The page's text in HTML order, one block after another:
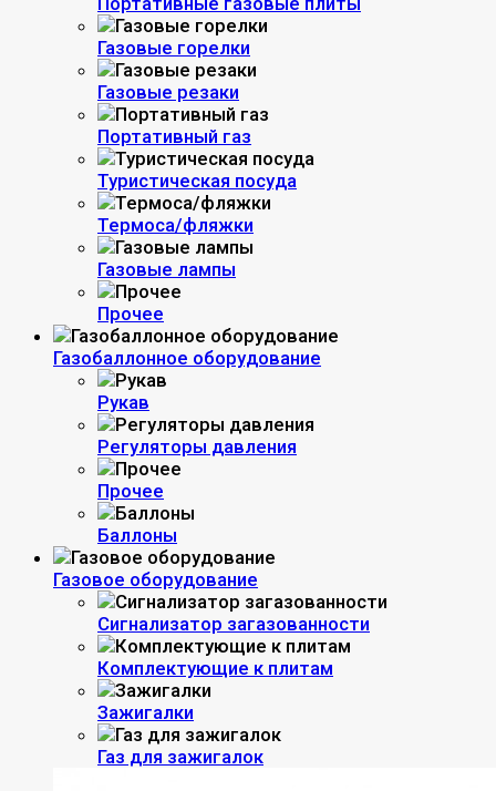
Газовые горелки
Газовые резаки
Портативный газ
Туристическая посуда
Термоса/фляжки
Газовые лампы
Прочее
Газобаллонное оборудование
Рукав
Регуляторы давления
Прочее
Баллоны
Газовое оборудование
Сигнализатор загазованности
Комплектующие к плитам
Зажигалки
Газ для зажигалок